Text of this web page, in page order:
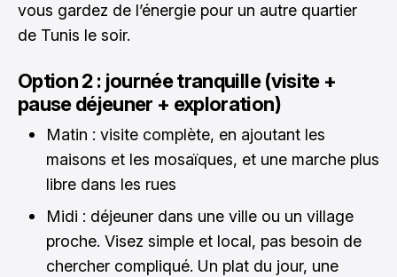
vous gardez de l’énergie pour un autre quartier
de Tunis le soir.
Option 2 : journée tranquille (visite +
pause déjeuner + exploration)
Matin : visite complète, en ajoutant les
maisons et les mosaïques, et une marche plus
libre dans les rues
Midi : déjeuner dans une ville ou un village
proche. Visez simple et local, pas besoin de
chercher compliqué. Un plat du jour, une